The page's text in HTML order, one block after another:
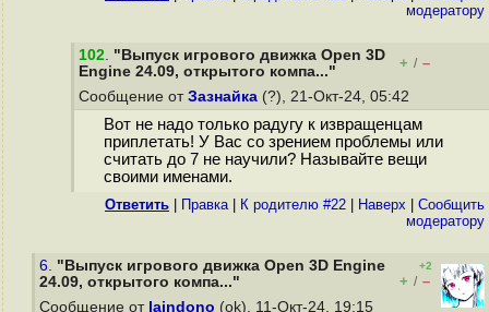
модератору
102. "Выпуск игрового движка Open 3D
Engine 24.09, открытого компа..."
+ / –
Сообщение от Зазнайка (?), 21-Окт-24, 05:42
Вот не надо только радугу к извращенцам
приплетать! У Вас со зрением проблемы или
считать до 7 не научили? Называйте вещи
своими именами.
Ответить Правка| К родителю #22 Наверх
Cообщить
модератору
6. "Выпуск игрового движка Open 3D Engine
24.09, открытого компа..."
+2
+ / –
Сообщение от laindono (ok), 11-Окт-24, 19:15